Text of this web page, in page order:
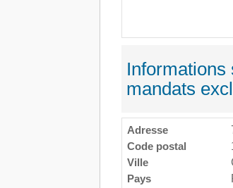
mandats
Adresse
Code postal
Ville
Pays